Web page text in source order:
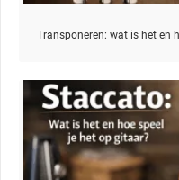
Transponeren: wat is het en